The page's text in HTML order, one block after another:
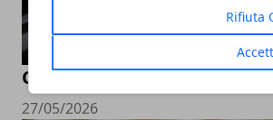
Rifiuta
Come funziona la
27/05/2026